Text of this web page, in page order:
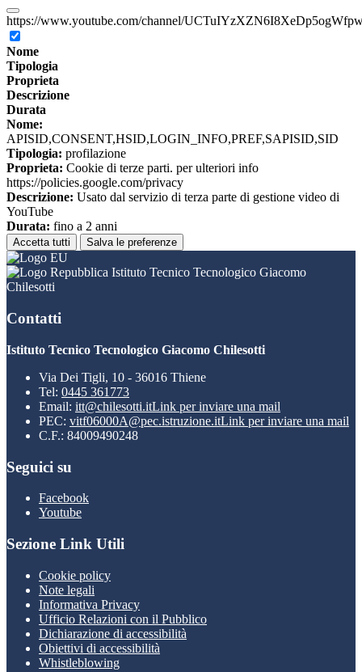
https://www.youtube.com/channel/
Nome
Tipologia
Proprieta
Descrizione
Durata
Nome:
APISID,CONSENT,HSID,LOGIN_INFO,PREF,SAPISID,SID
Tipologia: profilazione
Proprieta: Cookie di terze parti. per ulteriori info
https://policies.google.com/privacy
Descrizione: Usato dal servizio di terza parte di gestione video di
YouTube
Durata: fino a 2 anni
Accetta tutti Salva le preferenze
Istituto Tecnico Tecnologico Giacomo
Chilesotti
Contatti
Istituto Tecnico Tecnologico Giacomo Chilesotti
Via Dei Tigli, 10 - 36016 Thiene
Tel: 0445 361773
Email: itt@chilesotti.itLink per inviare una mail
PEC: vitf06000A@pec.istruzione.itLink per inviare una mail
C.F.: 84009490248
Seguici su
Facebook
Youtube
Sezione Link Utili
Cookie policy
Note legali
Informativa Privacy
Ufficio Relazioni con il Pubblico
Dichiarazione di accessibilità
Obiettivi di accessibilità
Whistleblowing